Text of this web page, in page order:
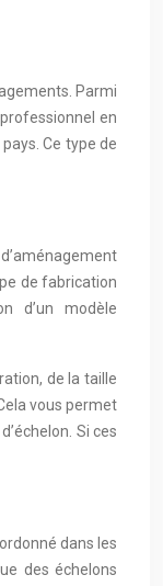
Parmi
en
Ce type de
de fabrication
d’un modèle
de la taille
Cela vous permet
Si ces
dans les
des échelons